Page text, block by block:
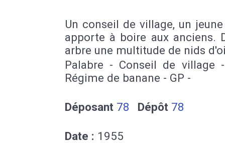
Un conseil de village, un
apporte à boire aux anciens.
arbre une multitude de nids
Palabre - Conseil de village
Régime de banane - GP -
Déposant 78 Dépôt 78
Date : 1955